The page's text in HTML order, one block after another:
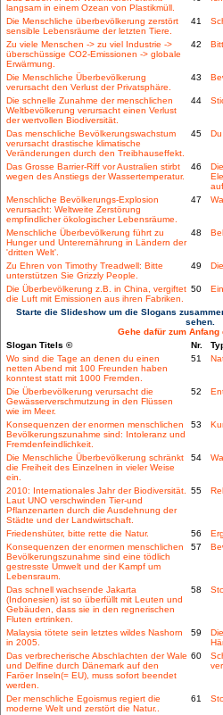
langsam in einem Ozean von Plastikmüll.
Die Menschliche überbevölkerung zerstört
sensible Lebensräume der letzten Tiere.
41
Zu viele Menschen -> zu viel Industrie ->
überschüssige CO2-Emissionen -> globale
Erwärmung.
42
Die Menschliche Überbevölkerung
verursacht den Verlust der Privatsphäre.
43
Die schnelle Zunahme der menschlichen
Weltbevölkerung verursacht einen Verlust
der wertvollen Biodiversität.
44
Das menschliche Bevölkerungswachstum
verursacht drastische klimatische
Veränderungen durch den Treibhauseffekt.
45
Das Grosse Barrier-Riff vor Australien stirbt
wegen des Anstiegs der Wassertemperatur.
46
Menschliche Bevölkerungs-Explosion
verursacht: Weltweite Zerstörung
empfindlicher ökologischer Lebensräume.
47
Menschliche Überbevölkerung führt zu
Hunger und Unterernährung in Ländern der
'dritten Welt'.
48
Zu Ehren von Timothy Treadwell: Bitte
unterstützen Sie Grizzly People.
49
Die Überbevölkerung z.B. in China, vergiftet
die Luft mit Emissionen aus ihren Fabriken.
50
Starte die Slideshow um die Slogans
sehen.
Gehe dafür zum Anfang
Slogan Titels ©
Nr.
Wo sind die Tage an denen du einen
netten Abend mit 100 Freunden haben
konntest statt mit 1000 Fremden.
51
Die Überbevölkerung verursacht die
Gewässerverschmutzung in den Flüssen
wie im Meer.
52
Konsequenzen der enormen menschlichen
Bevölkerungszunahme sind: Intoleranz und
Fremdenfeindlichkeit.
53
Die Menschliche Überbevölkerung schränkt
die Freiheit des Einzelnen in vieler Weise
ein.
54
2010: Internationales Jahr der Biodiversität.
Laut UNO verschwinden Tier-und
Pflanzenarten durch die Ausdehnung der
Städte und der Landwirtschaft.
55
Friedenshüter, bitte rette die Natur. 56
Konsequenzen der enormen menschlichen
Bevölkerungszunahme sind eine tödlich
gestresste Umwelt und der Kampf um
Lebensraum.
57
Das schnell wachsende Jakarta
(Indonesien) ist so überfüllt mit Leuten und
Gebäuden, dass sie in den regnerischen
Fluten ertrinken.
58
Malaysia tötete sein letztes wildes Nashorn
in 2005.
59
Das verbrecherische Abschlachten der Wale
und Delfine durch Dänemark auf den
Faröer Inseln(= EU), muss sofort beendet
werden.
60
Der menschliche Egoismus regiert die
moderne Welt und zerstört die Natur..
61